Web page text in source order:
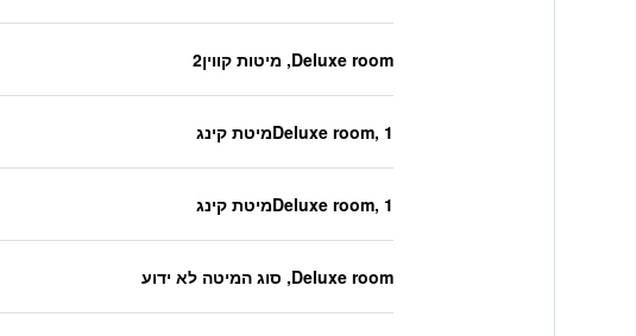
Deluxe room, מיטות קווין2
Deluxe room, 1מיטת קינג
Deluxe room, 1מיטת קינג
Deluxe room, סוג המיטה לא ידוע